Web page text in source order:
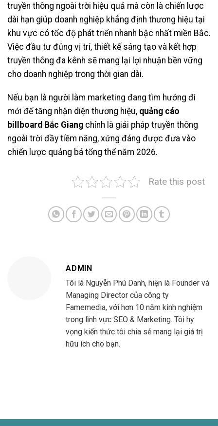
truyền thông ngoài trời hiệu quả mà còn là chiến lược
dài hạn giúp doanh nghiệp khẳng định thương hiệu tại
khu vực có tốc độ phát triển nhanh bậc nhất miền Bắc.
Việc đầu tư đúng vị trí, thiết kế sáng tạo và kết hợp
truyền thông đa kênh sẽ mang lại lợi nhuận bền vững
cho doanh nghiệp trong thời gian dài.
Nếu bạn là người làm marketing đang tìm hướng đi
mới để tăng nhận diện thương hiệu, quảng cáo
billboard Bắc Giang chính là giải pháp truyền thông
ngoài trời đầy tiềm năng, xứng đáng được đưa vào
chiến lược quảng bá tổng thể năm 2026.
Rate this post
ADMIN
Tôi là Nguyễn Phú Danh, hiện là Founder và
Managing Director của công ty
Famemedia, với hơn 10 năm kinh nghiệm
trong lĩnh vực SEO & Marketing. Tôi hy
vọng kiến thức tôi chia sẻ mang lại giá trị
hữu ích cho bạn.